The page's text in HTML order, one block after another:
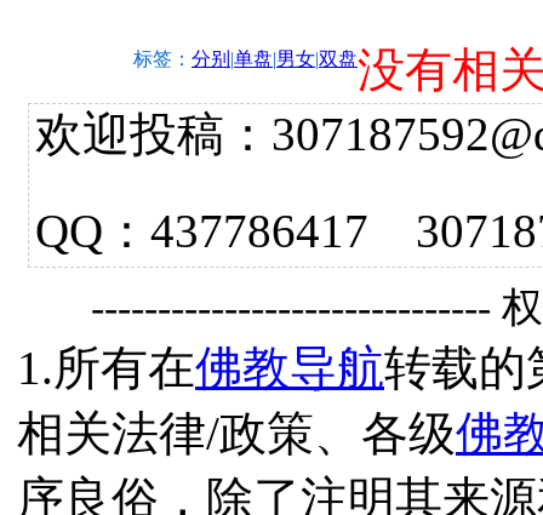
标签： 分别 |单盘|男女|双盘没有相
欢迎投稿：
QQ：437786417
------------------------------
1.所有在佛教导航转载的
相关法律/政策、各级佛
序良俗，除了注明其来